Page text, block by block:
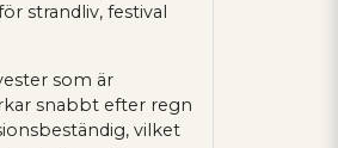
strandliv, festival
som är
snabbt efter regn
vilket